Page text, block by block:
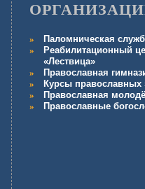
Паломническая
Реабилитационный
«Лествица»
Православная
Курсы православных
Православная
Православные